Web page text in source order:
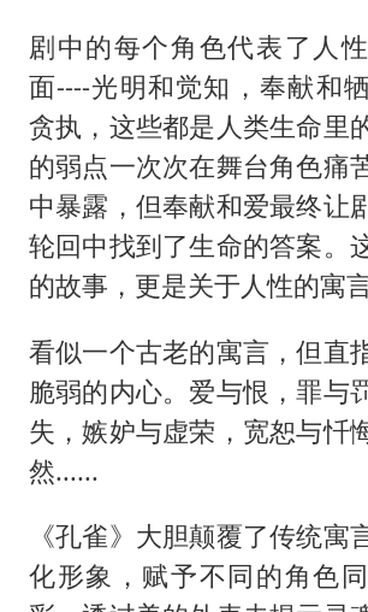
剧中的每个角色代表了人
面----光明和觉知，奉献和
贪执，这些都是人类生命里
的弱点一次次在舞台角色痛
中暴露，但奉献和爱最终让
轮回中找到了生命的答案。
的故事，更是关于人性的寓言
看似一个古老的寓言，但直
脆弱的内心。爱与恨，罪与
失，嫉妒与虚荣，宽恕与忏
然......
《孔雀》大胆颠覆了传统寓
化形象，赋予不同的角色